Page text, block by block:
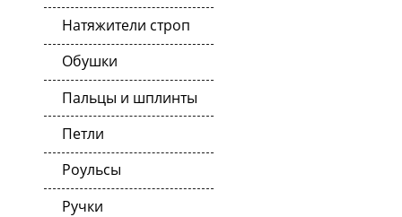
Натяжители строп
Обушки
Пальцы и шплинты
Петли
Роульсы
Ручки